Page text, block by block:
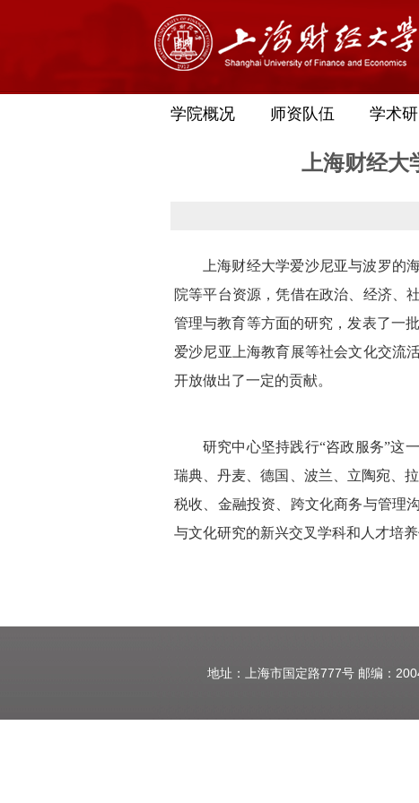
学院概况 师资队伍 学术
上海财经大
上海财经大学爱沙尼亚与波罗的
院等平台资源，凭借在政治、经济、
管理与教育等方面的研究，发表了一
爱沙尼亚上海教育展等社会文化交流
开放做出了一定的贡献。
研究中心坚持践行“咨政服务”这
瑞典、丹麦、德国、波兰、立陶宛、
税收、金融投资、跨文化商务与管理
与文化研究的新兴交叉学科和人才培
地址：上海市国定路777号 邮编：